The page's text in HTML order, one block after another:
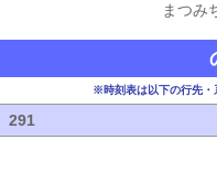
まつみ
※時刻表は以下の行先・
291